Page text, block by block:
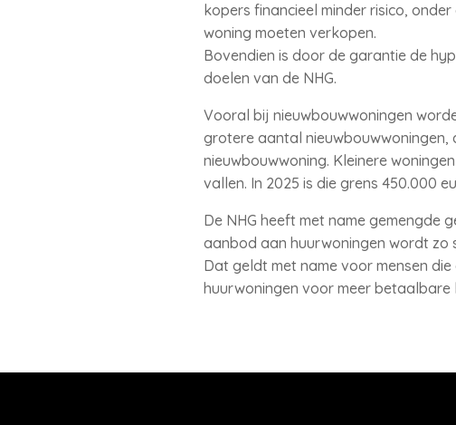
kopers financieel minder risico,
woning moeten verkopen.
Bovendien is door de garantie de
doelen van de NHG.
Vooral bij nieuwbouwwoningen
grotere aantal
nieuwbouwwoning. Kleinere
vallen. In 2025 is die grens 450.000
De NHG heeft met name gemengde
aanbod aan huurwoningen wordt zo
Dat geldt met name voor mensen
huurwoningen voor meer betaalbare